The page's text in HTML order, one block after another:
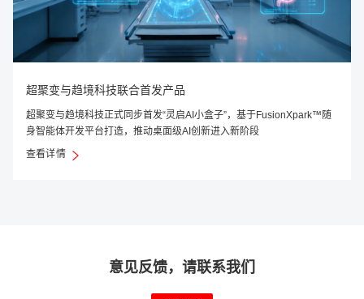
超聚变与趋境科技联合首发产品
超聚变与趋境科技正式同步首发“灵启AI小盒子”，基于FusionXpark™随
身智能体开发平台打造，推动桌面级AI创新进入新阶段
查看详情
意见反馈，请联系我们